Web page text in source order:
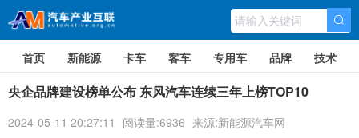
首页 新能源 卡车 客车 专用车 品牌 技术
央企品牌建设榜单公布 东风汽车连续三年上榜TOP10
2024-05-11 20:27:11 阅读量:6936 来源:新能源汽车网